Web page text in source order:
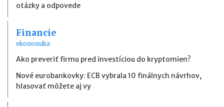
otázky a odpovede
Financie
ekonomika
Ako preveriť firmu pred investíciou do kryptomien?
Nové eurobankovky: ECB vybrala 10 finálnych návrhov,
hlasovať môžete aj vy